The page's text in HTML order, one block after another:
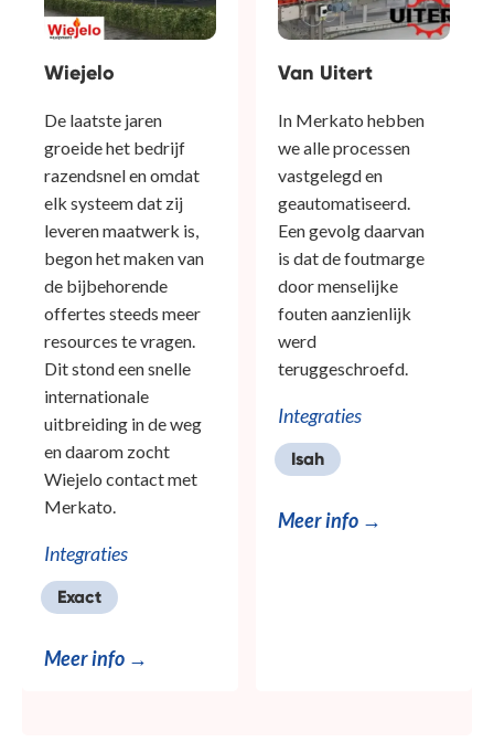
Wiejelo
De laatste jaren
groeide het bedrijf
razendsnel en omdat
elk systeem dat zij
leveren maatwerk is,
begon het maken van
de bijbehorende
offertes steeds meer
resources te vragen.
Dit stond een snelle
internationale
uitbreiding in de weg
en daarom zocht
Wiejelo contact met
Merkato.
Integraties
Exact
Meer info →
Van Uitert
In Merkato hebben
we alle processen
vastgelegd en
geautomatiseerd.
Een gevolg daarvan
is dat de foutmarge
door menselijke
fouten aanzienlijk
werd
teruggeschroefd.
Integraties
Isah
Meer info →